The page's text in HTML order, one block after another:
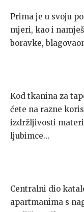
Prima je u svoju
mjeri, kao i
boravke,
Kod tkanina za
ćete na razne
izdržljivosti
ljubimce…
Centralni dio
apartmanima s